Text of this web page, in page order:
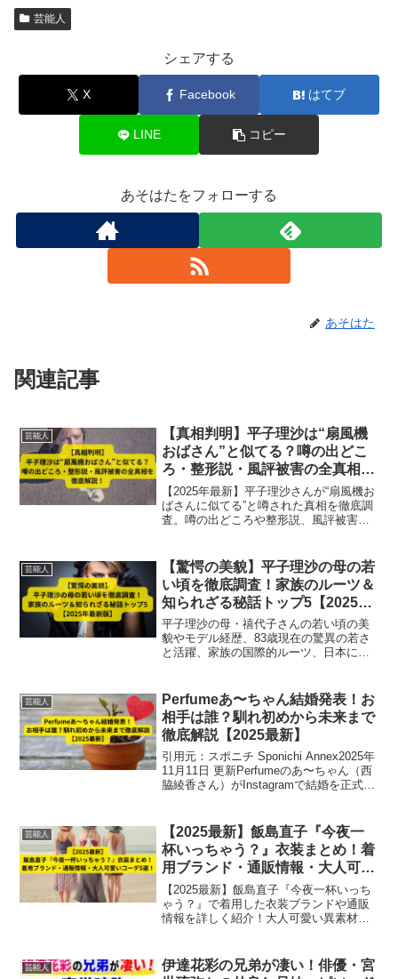
芸能人
シェアする
X Facebook はてブ
LINE コピー
あそはたをフォローする
あそはた
関連記事
芸能人
【真相判明】平子理沙は“扇風機
おばさん”と似てる？噂の出どこ
ろ・整形説・風評被害の全真相を
徹底解説！【2025年最新版】
【2025年最新】平子理沙さんが“扇風機お
ばさんに似てる”と噂された真相を徹底調
査。噂の出どころや整形説、風評被害の
芸能人
【驚愕の美貌】平子理沙の母の若
い頃を徹底調査！家族のルーツ＆
知られざる秘話トップ5【2025年
最新版】
平子理沙の母・禧代子さんの若い頃の美
貌やモデル経歴、83歳現在の驚異の若さ
と活躍、家族の国際的ルーツ、日本にネ
知られざるエピソード満載。
芸能人
Perfumeあ〜ちゃん結婚発表！お
相手は誰？馴れ初めから未来まで
徹底解説【2025最新】
引用元：スポニチ Sponichi Annex2025年
11月11日 更新Perfumeのあ〜ちゃん（西
脇綾香さん）がInstagramで結婚を正式に
てきたPerfum...
芸能人
【2025最新】飯島直子『今夜一
杯いっちゃう？』衣装まとめ！着
用ブランド・通販情報・大人可愛
いコーデ5選！
【2025最新】飯島直子『今夜一杯いっち
ゃう？』で着用した衣装ブランドや通販
情報を詳しく紹介！大人可愛い異素材ミ
芸能人
伊達花彩の兄弟が凄い！俳優・宮